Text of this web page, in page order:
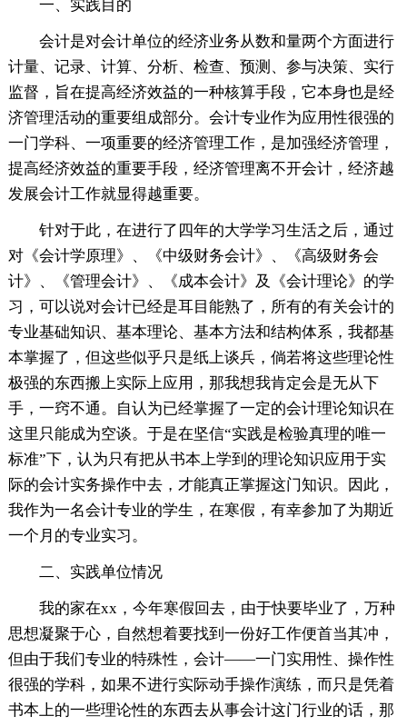
一、实践目的
会计是对会计单位的经济业务从数和量两个方面进行
计量、记录、计算、分析、检查、预测、参与决策、实行
监督，旨在提高经济效益的一种核算手段，它本身也是经
济管理活动的重要组成部分。会计专业作为应用性很强的
一门学科、一项重要的经济管理工作，是加强经济管理，
提高经济效益的重要手段，经济管理离不开会计，经济越
发展会计工作就显得越重要。
针对于此，在进行了四年的大学学习生活之后，通过
对《会计学原理》、《中级财务会计》、《高级财务会
计》、《管理会计》、《成本会计》及《会计理论》的学
习，可以说对会计已经是耳目能熟了，所有的有关会计的
专业基础知识、基本理论、基本方法和结构体系，我都基
本掌握了，但这些似乎只是纸上谈兵，倘若将这些理论性
极强的东西搬上实际上应用，那我想我肯定会是无从下
手，一窍不通。自认为已经掌握了一定的会计理论知识在
这里只能成为空谈。于是在坚信“实践是检验真理的唯一
标准”下，认为只有把从书本上学到的理论知识应用于实
际的会计实务操作中去，才能真正掌握这门知识。因此，
我作为一名会计专业的学生，在寒假，有幸参加了为期近
一个月的专业实习。
二、实践单位情况
我的家在xx，今年寒假回去，由于快要毕业了，万种
思想凝聚于心，自然想着要找到一份好工作便首当其冲，
但由于我们专业的特殊性，会计——一门实用性、操作性
很强的学科，如果不进行实际动手操作演练，而只是凭着
书本上的一些理论性的东西去从事会计这门行业的话，那